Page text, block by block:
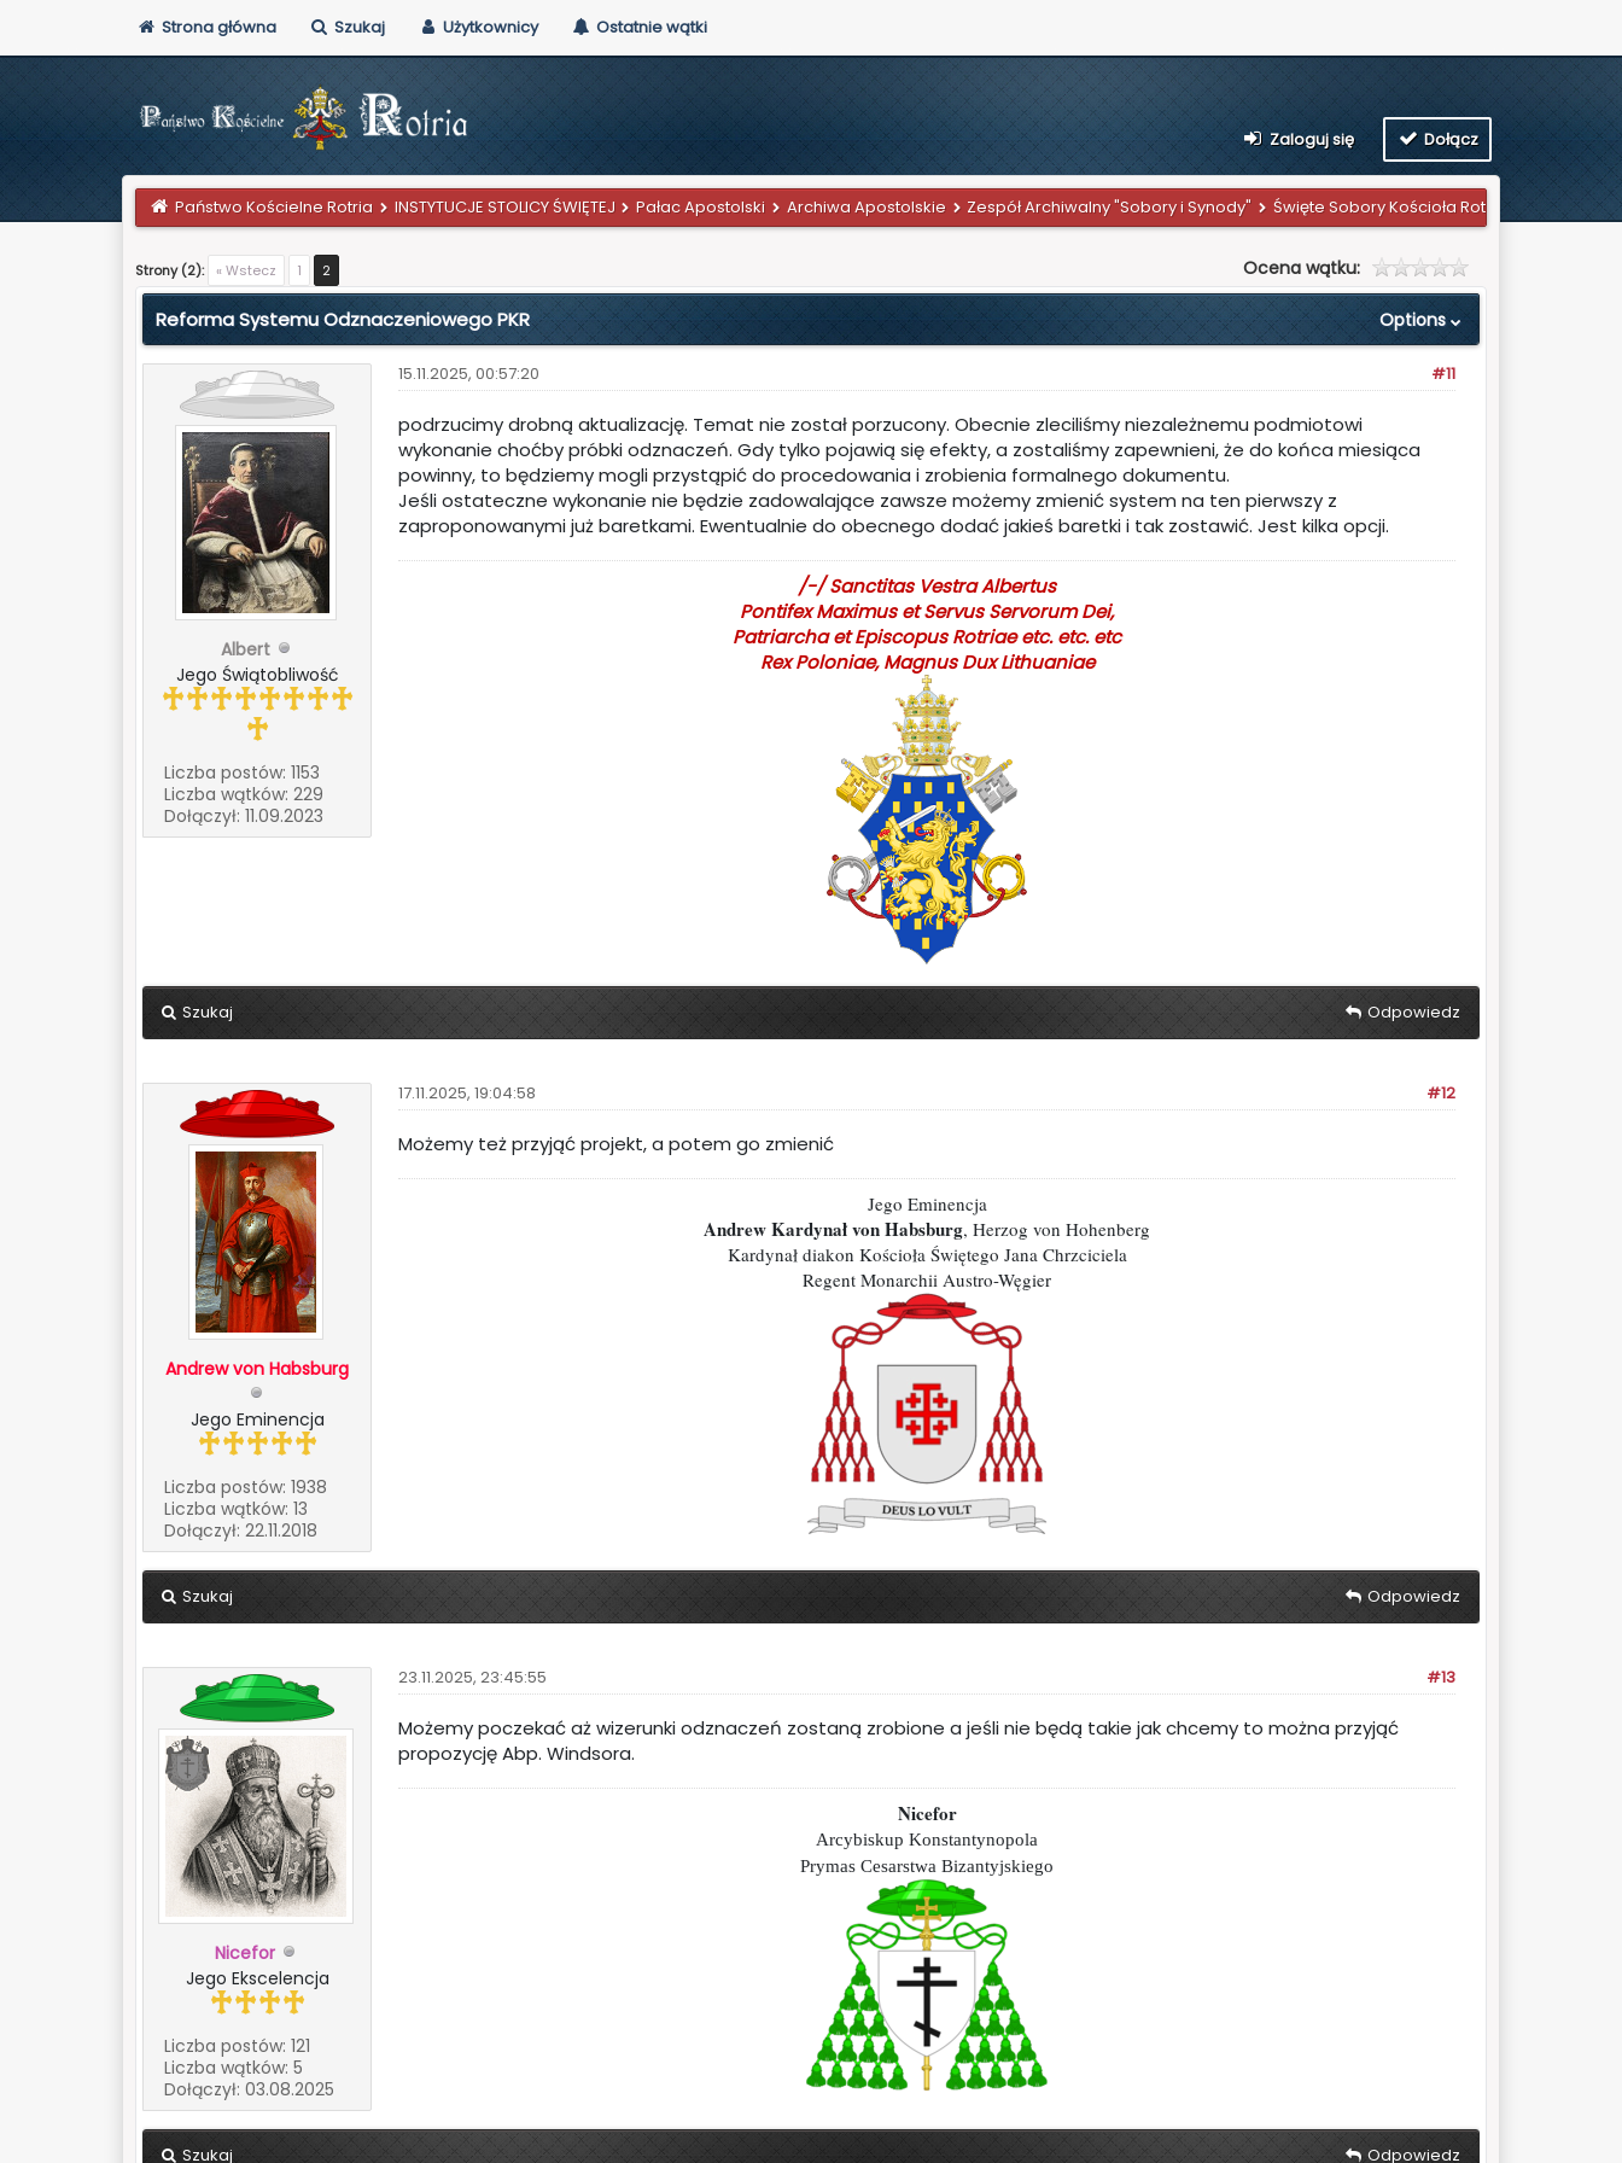
Strona główna Szukaj Użytkownicy Ostatnie wątki
Zaloguj się Dołącz
Państwo Kościelne Rotria INSTYTUCJE STOLICY ŚWIĘTEJ Pałac Apostolski Archiwa Apostolskie Zespół Archiwalny "Sobory i Synody" Święte Sobory Kościoła Rotryjskiego
Strony (2): « Wstecz 1 2 Ocena wątku:
0 głosów - średnia: 0
12
3
4
5
Options
Reforma Systemu Odznaczeniowego PKR
Albert
Jego Świątobliwość
Liczba postów: 1153
Liczba wątków: 229
Dołączył: 11.09.2023
#11
15.11.2025, 00:57:20
podrzucimy drobną aktualizację. Temat nie został porzucony. Obecnie zleciliśmy niezależnemu podmiotowi
wykonanie choćby próbki odznaczeń. Gdy tylko pojawią się efekty, a zostaliśmy zapewnieni, że do końca miesiąca
powinny, to będziemy mogli przystąpić do procedowania i zrobienia formalnego dokumentu.
Jeśli ostateczne wykonanie nie będzie zadowalające zawsze możemy zmienić system na ten pierwszy z
zaproponowanymi już baretkami. Ewentualnie do obecnego dodać jakieś baretki i tak zostawić. Jest kilka opcji.
/-/ Sanctitas Vestra Albertus
Pontifex Maximus et Servus Servorum Dei,
Patriarcha et Episcopus Rotriae etc. etc. etc
Rex Poloniae, Magnus Dux Lithuaniae
Szukaj Odpowiedz
Andrew von Habsburg
Jego Eminencja
Liczba postów: 1938
Liczba wątków: 13
Dołączył: 22.11.2018
#12
17.11.2025, 19:04:58
Możemy też przyjąć projekt, a potem go zmienić
Jego Eminencja
Andrew Kardynał von Habsburg, Herzog von Hohenberg
Kardynał diakon Kościoła Świętego Jana Chrzciciela
Regent Monarchii Austro-Węgier
Szukaj Odpowiedz
Nicefor
Jego Ekscelencja
Liczba postów: 121
Liczba wątków: 5
Dołączył: 03.08.2025
#13
23.11.2025, 23:45:55
Możemy poczekać aż wizerunki odznaczeń zostaną zrobione a jeśli nie będą takie jak chcemy to można przyjąć
propozycję Abp. Windsora.
Nicefor
Arcybiskup Konstantynopola
Prymas Cesarstwa Bizantyjskiego
Szukaj Odpowiedz